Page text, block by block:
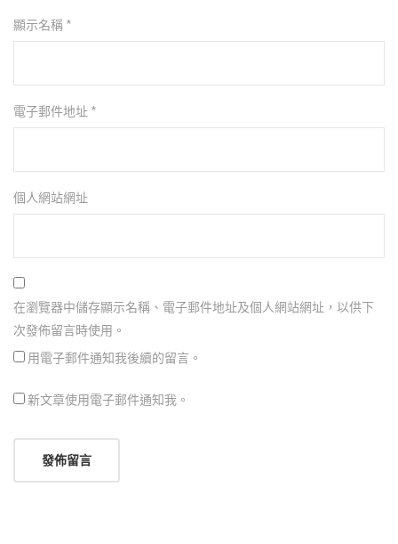
顯示名稱 *
電子郵件地址 *
個人網站網址
在瀏覽器中儲存顯示名稱、電子郵件地址及個人網站網址，以供下
次發佈留言時使用。
用電子郵件通知我後續的留言。
新文章使用電子郵件通知我。